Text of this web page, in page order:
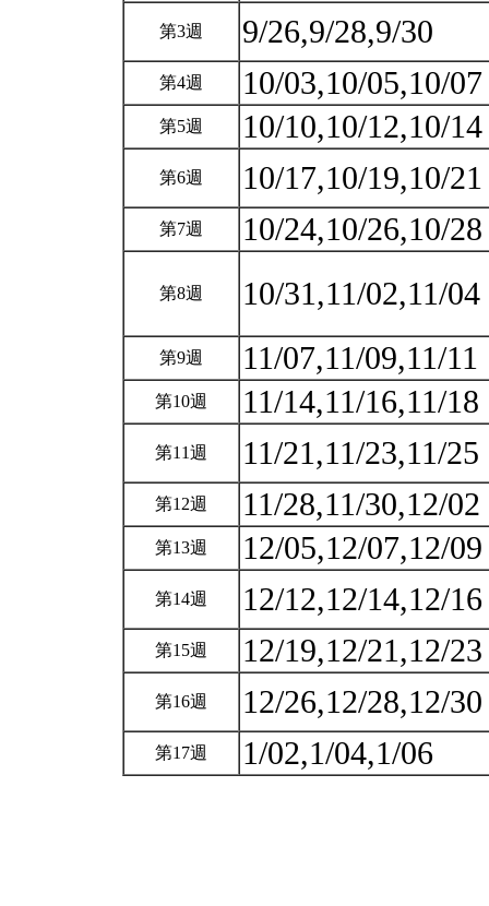
第3週 9/26,9/28,9/30
第4週 10/03,10/05,10/
第5週 10/10,10/12,10/
第6週 10/17,10/19,10/
第7週 10/24,10/26,10/
第8週 10/31,11/02,11/04
第9週 11/07,11/09,11/11
第10週 11/14,11/16,11/18
第11週 11/21,11/23,11/25
第12週 11/28,11/30,12/02
第13週 12/05,12/07,12/
第14週 12/12,12/14,12/
第15週 12/19,12/21,12/
第16週 12/26,12/28,12/
第17週 1/02,1/04,1/06